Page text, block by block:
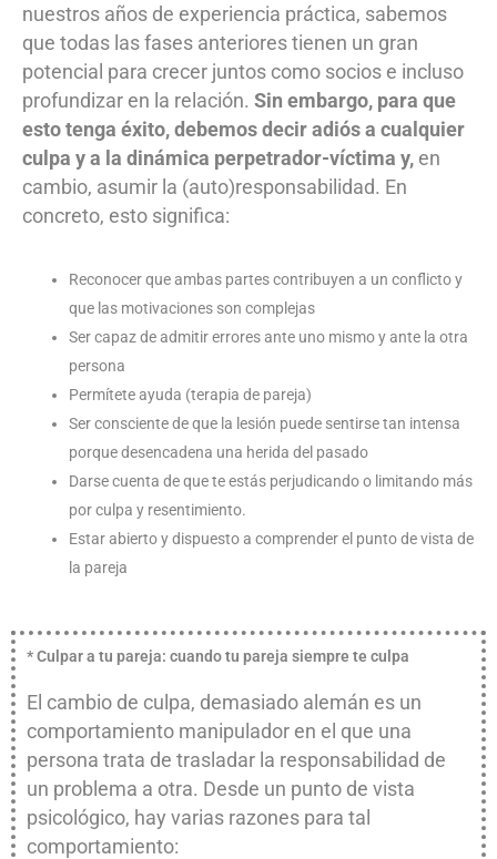
nuestros años de experiencia práctica, sabemos
que todas las fases anteriores tienen un gran
potencial para crecer juntos como socios e incluso
profundizar en la relación. Sin embargo, para que
esto tenga éxito, debemos decir adiós a cualquier
culpa y a la dinámica perpetrador-víctima y, en
cambio, asumir la (auto)responsabilidad. En
concreto, esto significa:
Reconocer que ambas partes contribuyen a un conflicto y
que las motivaciones son complejas
Ser capaz de admitir errores ante uno mismo y ante la otra
persona
Permítete ayuda (terapia de pareja)
Ser consciente de que la lesión puede sentirse tan intensa
porque desencadena una herida del pasado
Darse cuenta de que te estás perjudicando o limitando más
por culpa y resentimiento.
Estar abierto y dispuesto a comprender el punto de vista de
la pareja
* Culpar a tu pareja: cuando tu pareja siempre te culpa
El cambio de culpa, demasiado alemán es un
comportamiento manipulador en el que una
persona trata de trasladar la responsabilidad de
un problema a otra. Desde un punto de vista
psicológico, hay varias razones para tal
comportamiento: